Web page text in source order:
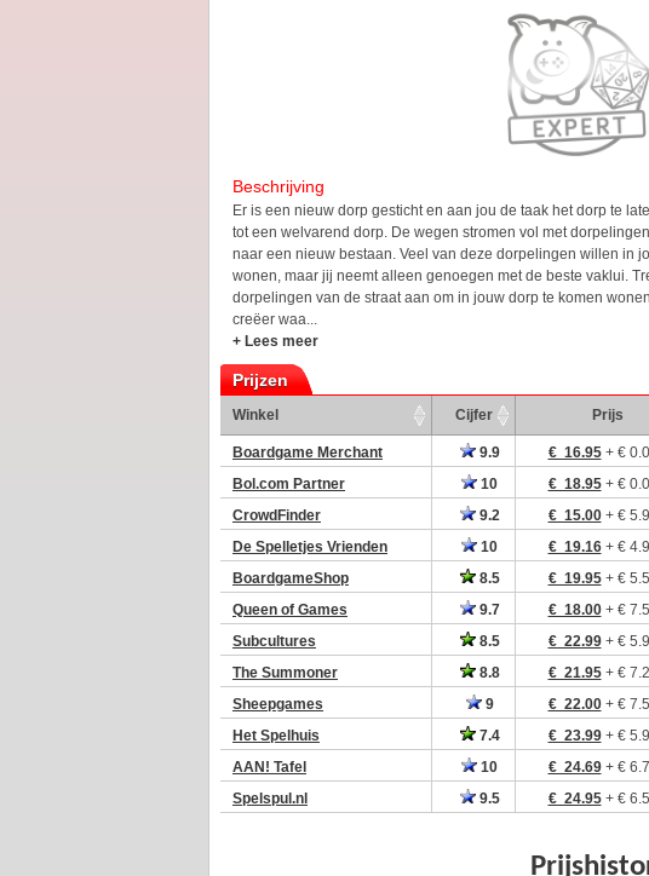
Beschrijving
Er is een nieuw dorp gesticht en aan jou de taak het dorp te
tot een welvarend dorp. De wegen stromen vol met
naar een nieuw bestaan. Veel van deze dorpelingen willen in
wonen, maar jij neemt alleen genoegen met de beste vaklui.
dorpelingen van de straat aan om in jouw dorp te komen
creëer waa...
+ Lees meer
Prijzen
Winkel Cijfer Prijs
Boardgame Merchant 9.9 € 16.95+ €
Bol.com Partner
10 € 18.95+ €
CrowdFinder
9.2 € 15.00+ €
De Spelletjes Vrienden
10 € 19.16+ €
BoardgameShop
8.5 € 19.95+ €
Queen of Games
9.7 € 18.00+ €
Subcultures
8.5 € 22.99+ €
The Summoner
8.8 € 21.95+ €
Sheepgames
9 € 22.00+ €
Het Spelhuis
7.4 € 23.99+ €
AAN! Tafel
10 € 24.69+ €
Spelspul.nl
9.5 € 24.95+ €